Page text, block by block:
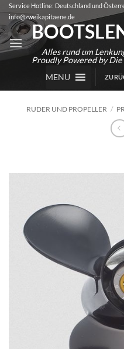
Zum
Inhalt
springen
Service Hotline: Deutschland und
info@zweikapitaene.de
Alles rund um
Proudly Powered by
MENU
RUDER UND PROPELLER /